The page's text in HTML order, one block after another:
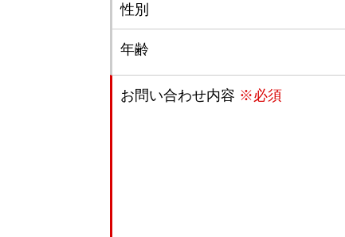
性別
年齢
お問い合わせ内容 ※必須